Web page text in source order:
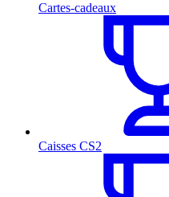
Cartes-cadeaux
Caisses CS2